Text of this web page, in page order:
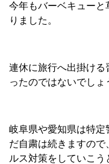
今年もバーベキュー
りました。
連休に旅行へ出掛け
ったのではないでしょ
岐阜県や愛知県は特定
だ自粛は続きますので
ルス対策をしていこう